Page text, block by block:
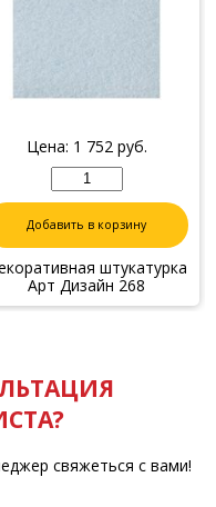
Цена: 1 752руб.
Добавить в корзину
штукатурка
Арт Дизайн 268
свяжеться с вами!